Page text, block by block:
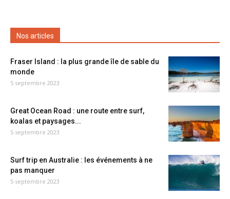
Nos articles
Fraser Island : la plus grande île de sable du
monde
5 septembre 2023
Great Ocean Road : une route entre surf,
koalas et paysages...
5 septembre 2023
Surf trip en Australie : les événements à ne
pas manquer
5 septembre 2023